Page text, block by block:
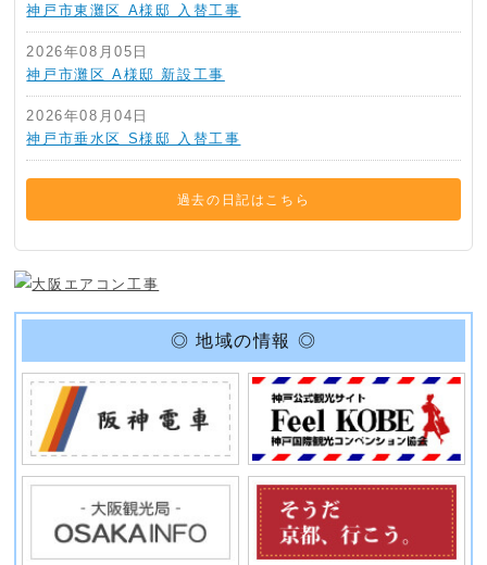
神戸市東灘区 A様邸 入替工事
2026年08月05日
神戸市灘区 A様邸 新設工事
2026年08月04日
神戸市垂水区 S様邸 入替工事
過去の日記はこちら
◎ 地域の情報 ◎